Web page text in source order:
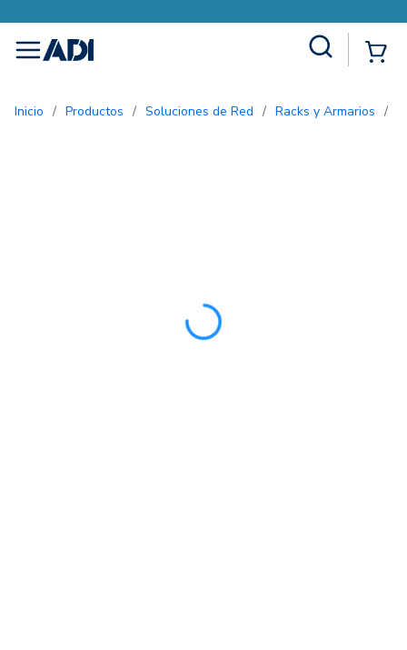
menu
Inicio / Productos / Soluciones de Red / Racks y Armarios /